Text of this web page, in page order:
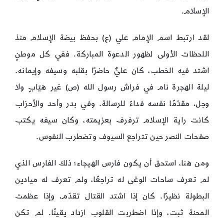
الإسلام.
لقد ارتبط اسم الإمام علي (ع) بحفظ بيضة الإسلام منذ
اللحظات الأولى لظهور الدعوة المباركة. ففي كل موطنٍ
اشتد فيه الخطب، كان عليٌّ حاضرًا بقلبه وسيفه وإيمانه.
ليلة الهجرة نام في فراش رسول الله (ص) غير هيّابٍ ولا
وجل، مقدّمًا نفسه فداءً للرسالة. وفي بدر وأحد والأحزاب
كانت راية الإسلام ترفرف بعزيمته، وكان سيفه يكتب
صفحات النصر حين تتراجع السيوف وتضطرب النفوس.
ومن هنا، استحق أن يكون فارس الهيجاء؛ ذلك الفارس الذي
لم تعرف ساحات الوغى له تراجعًا، ولم تعرف له ميادين
البطولة نظيرًا. كان إذا اشتد القتال تقدّم، وإذا عظمت
المحنة ثبت، وإذا اضطربت القلوب ازداد يقينًا. لم تكن